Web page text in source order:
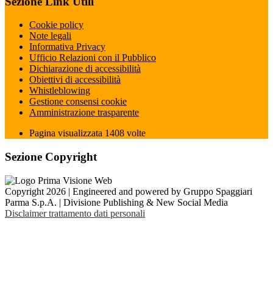
Cookie policy
Note legali
Informativa Privacy
Ufficio Relazioni con il Pubblico
Dichiarazione di accessibilità
Obiettivi di accessibilità
Whistleblowing
Gestione consensi cookie
Amministrazione trasparente
Pagina visualizzata 1408 volte
Sezione Copyright
Copyright 2026 | Engineered and powered by Gruppo Spaggiari
Parma S.p.A. | Divisione Publishing & New Social Media
Disclaimer trattamento dati personali